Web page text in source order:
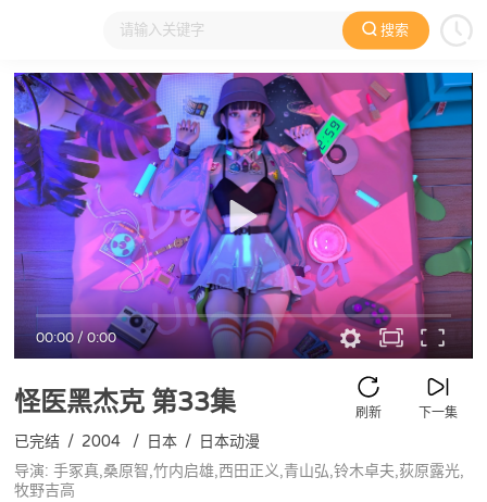
搜索
大家在看 日本动漫 国产动漫 欧美动漫 动漫电影
00:00/0:00
怪医黑杰克 第33集 下一集
刷新
已完结 / 2004 / 日本 / 日本动漫
导演: 手冢真,桑原智,竹内启雄,西田正义,青山弘,铃木卓夫,荻原露光,
牧野吉高